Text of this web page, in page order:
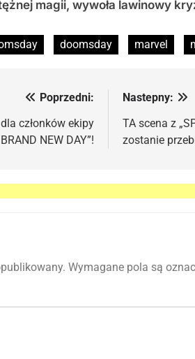
magii, wywoła lawinowy
doomsday marvel
Poprzedni:
członków ekipy
NEW DAY”!
Nastepny:
TA scena z
zostanie
Wymagane pola są